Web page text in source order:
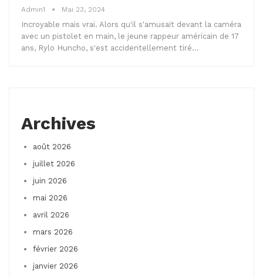
Admin1 Mai 23, 2024
Incroyable mais vrai. Alors qu'il s'amusait devant la caméra
avec un pistolet en main, le jeune rappeur américain de 17
ans, Rylo Huncho, s'est accidentellement tiré…
Archives
août 2026
juillet 2026
juin 2026
mai 2026
avril 2026
mars 2026
février 2026
janvier 2026